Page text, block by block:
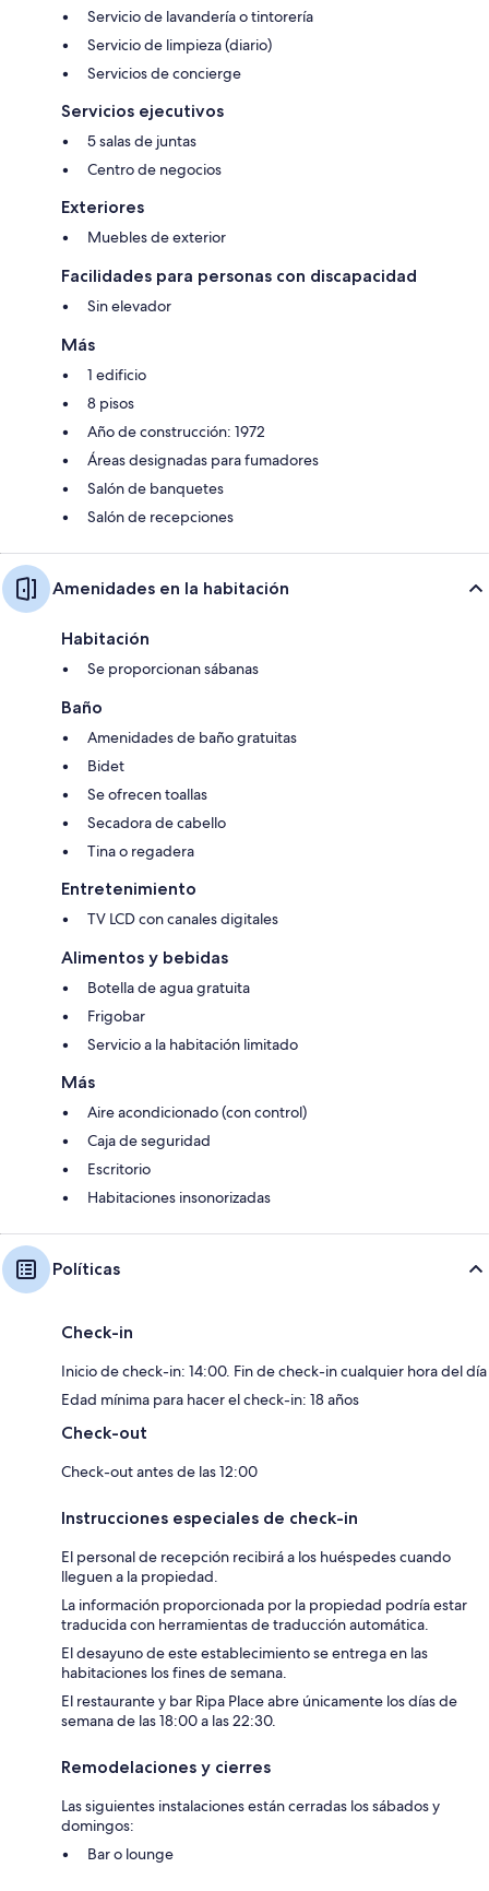
Servicio de lavandería o tintorería
Servicio de limpieza (diario)
Servicios de concierge
Servicios ejecutivos
5 salas de juntas
Centro de negocios
Exteriores
Muebles de exterior
Facilidades para personas con discapacidad
Sin elevador
Más
1 edificio
8 pisos
Año de construcción: 1972
Áreas designadas para fumadores
Salón de banquetes
Salón de recepciones
Amenidades en la habitación
Habitación
Se proporcionan sábanas
Baño
Amenidades de baño gratuitas
Bidet
Se ofrecen toallas
Secadora de cabello
Tina o regadera
Entretenimiento
TV LCD con canales digitales
Alimentos y bebidas
Botella de agua gratuita
Frigobar
Servicio a la habitación limitado
Más
Aire acondicionado (con control)
Caja de seguridad
Escritorio
Habitaciones insonorizadas
Políticas
Check-in
Inicio de check-in: 14:00. Fin de check-in cualquier hora del día
Edad mínima para hacer el check-in: 18 años
Check-out
Check-out antes de las 12:00
Instrucciones especiales de check-in
El personal de recepción recibirá a los huéspedes cuando
lleguen a la propiedad.
La información proporcionada por la propiedad podría estar
traducida con herramientas de traducción automática.
El desayuno de este establecimiento se entrega en las
habitaciones los fines de semana.
El restaurante y bar Ripa Place abre únicamente los días de
semana de las 18:00 a las 22:30.
Remodelaciones y cierres
Las siguientes instalaciones están cerradas los sábados y
domingos:
Bar o lounge